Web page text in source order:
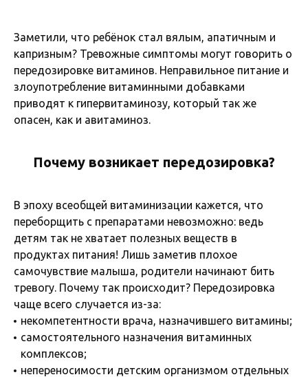
Заметили, что ребёнок стал вялым, апатичным и
капризным? Тревожные симптомы могут говорить о
передозировке витаминов. Неправильное питание и
злоупотребление витаминными добавками
приводят к гипервитаминозу, который так же
опасен, как и авитаминоз.
Почему возникает передозировка?
В эпоху всеобщей витаминизации кажется, что
переборщить с препаратами невозможно: ведь
детям так не хватает полезных веществ в
продуктах питания! Лишь заметив плохое
самочувствие малыша, родители начинают бить
тревогу. Почему так происходит? Передозировка
чаще всего случается из-за:
некомпетентности врача, назначившего витамины;
самостоятельного назначения витаминных
комплексов;
непереносимости детским организмом отдельных